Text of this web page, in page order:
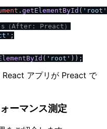
. getElementById ( 'root'
（After: Preact）
( 'root'
React アプリが Preact で
ーマンス測定